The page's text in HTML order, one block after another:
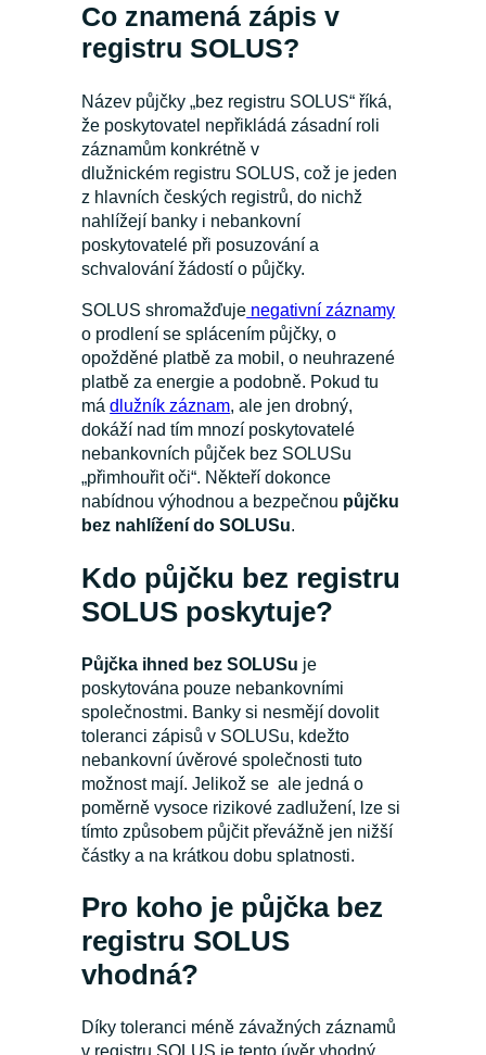
Co znamená zápis v
registru SOLUS?
Název půjčky „bez registru SOLUS“ říká,
že poskytovatel nepřikládá zásadní roli
záznamům konkrétně v
dlužnickém registru SOLUS, což je jeden
z hlavních českých registrů, do nichž
nahlížejí banky i nebankovní
poskytovatelé při posuzování a
schvalování žádostí o půjčky.
SOLUS shromažďuje negativní záznamy
o prodlení se splácením půjčky, o
opožděné platbě za mobil, o neuhrazené
platbě za energie a podobně. Pokud tu
mádlužník záznam, ale jen drobný,
dokáží nad tím mnozí poskytovatelé
nebankovních půjček bez SOLUSu
„přimhouřit oči“. Někteří dokonce
nabídnou výhodnou a bezpečnou půjčku
bez nahlížení do SOLUSu.
Kdo půjčku bez registru
SOLUS poskytuje?
Půjčka ihned bez SOLUSu je
poskytována pouze nebankovními
společnostmi. Banky si nesmějí dovolit
toleranci zápisů v SOLUSu, kdežto
nebankovní úvěrové společnosti tuto
možnost mají. Jelikož se ale jedná o
poměrně vysoce rizikové zadlužení, lze si
tímto způsobem půjčit převážně jen nižší
částky a na krátkou dobu splatnosti.
Pro koho je půjčka bez
registru SOLUS
vhodná?
Díky toleranci méně závažných záznamů
v registru SOLUS je tento úvěr vhodný